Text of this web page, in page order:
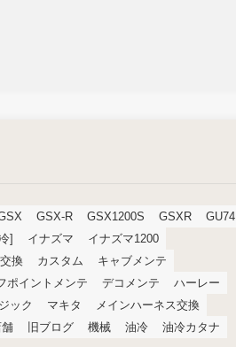
GSX-R GSX1200S GSXR
GU74
] イナズマ
イナズマ1200
換 カスタム
キャブメンテ
ポイントメンテ デコメンテ
ハーレー
ック マキタ
メインハーネス交換
舗 旧ブログ 機械 油冷
油冷カタナ